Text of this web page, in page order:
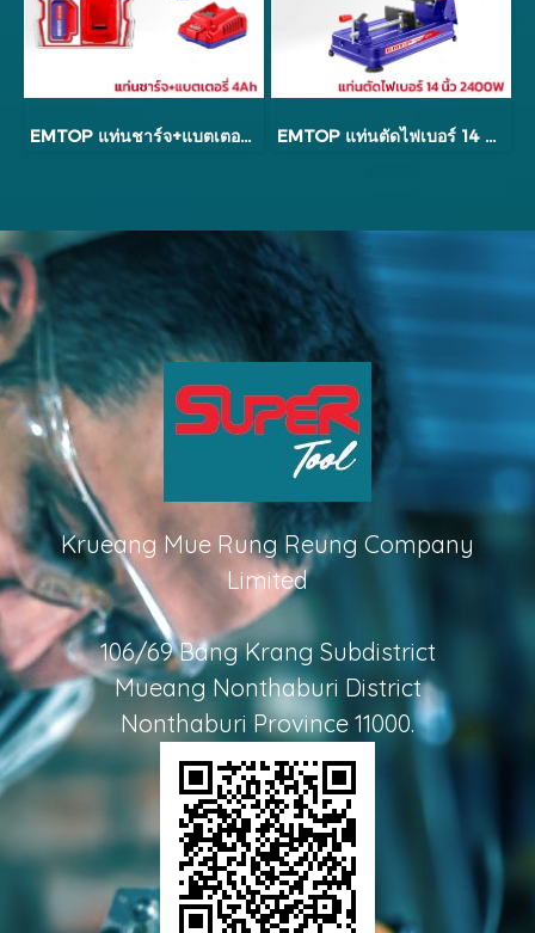
EMTOP แท่นชาร์จ+แบตเตอรี่ 4Ah รุ่น ELBCPK1214 EMTOP แท่นตัดไฟเบอร์ 14 นิ้ว 2400W ECFS35528
Krueang Mue Rung Reung Company
Limited
106/69 Bang Krang Subdistrict
Mueang Nonthaburi District
Nonthaburi Province 11000.